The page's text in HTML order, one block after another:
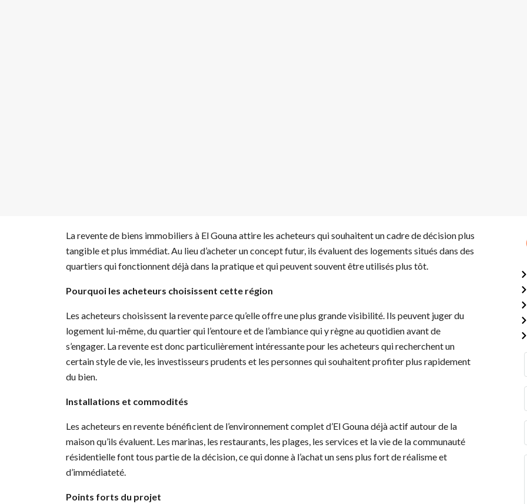
La revente de biens immobiliers à El Gouna attire les acheteurs qui souhaitent un cadre de décision plus
tangible et plus immédiat. Au lieu d’acheter un concept futur, ils évaluent des logements situés dans des
quartiers qui fonctionnent déjà dans la pratique et qui peuvent souvent être utilisés plus tôt.
Pourquoi les acheteurs choisissent cette région
Les acheteurs choisissent la revente parce qu’elle offre une plus grande visibilité. Ils peuvent juger du
logement lui-même, du quartier qui l’entoure et de l’ambiance qui y règne au quotidien avant de
s’engager. La revente est donc particulièrement intéressante pour les acheteurs qui recherchent un
certain style de vie, les investisseurs prudents et les personnes qui souhaitent profiter plus rapidement
du bien.
Installations et commodités
Les acheteurs en revente bénéficient de l’environnement complet d’El Gouna déjà actif autour de la
maison qu’ils évaluent. Les marinas, les restaurants, les plages, les services et la vie de la communauté
résidentielle font tous partie de la décision, ce qui donne à l’achat un sens plus fort de réalisme et
d’immédiateté.
Points forts du projet